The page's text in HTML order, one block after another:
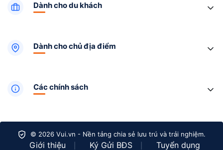
Dành cho du khách
Dành cho chủ địa điểm
Các chính sách
© 2026 Vui.vn - Nền tảng chia sẻ lưu trú và trải nghiệm.
Giới thiệu Ký Gửi BĐS Tuyển dụng